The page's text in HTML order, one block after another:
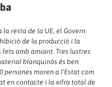
la resta de la UE, el Govern
de la producció i la
amb amiant. Tres lustres
blanquinós és ben
persones moren a l’Estat com
en contacte i la xifra total de